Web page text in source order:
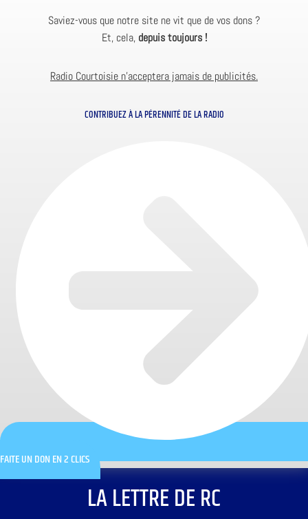
Saviez-vous que notre site ne vit que de vos dons ?
Et, cela, depuis toujours !
Radio Courtoisie n’acceptera jamais de publicités.
CONTRIBUEZ À LA PÉRENNITÉ DE LA RADIO
FAITE UN DON EN 2 CLICS
LA LETTRE DE RC